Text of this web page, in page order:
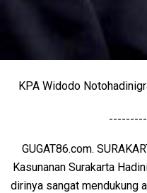
KPA Widodo
GUGAT86.com.
Kasunanan Surakarta
dirinya sangat mendukung